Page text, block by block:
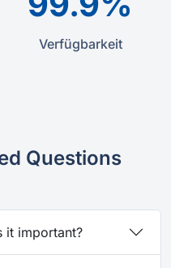
Verfügbarkeit
Questions
it important?